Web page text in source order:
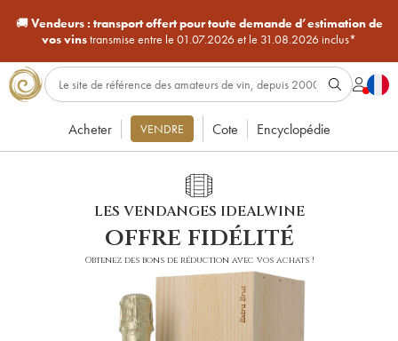
🚚Vendeurs : transport offert pour toute demande d’estimation de
vos vinstransmise entre le 01.07.2026 et le 31.08.2026 inclus*
Acheter VENDRE Cote Encyclopédie
LES VENDANGES IDEALWINE
offre fidélité
Obtenez des bons de réduction avec vos achats !